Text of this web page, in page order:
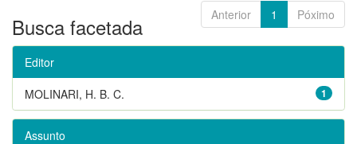
Anterior 1 Póximo
Busca facetada
Editor
1
MOLINARI, H. B. C.
Assunto